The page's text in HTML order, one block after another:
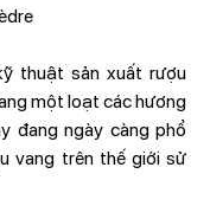
thuật sản xuất rượu
một loạt các hương
đang ngày càng phổ
vang trên thế giới sử